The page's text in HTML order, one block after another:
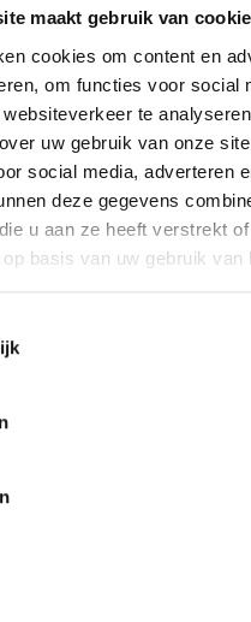
maakt gebruik van
cookies om content en
om functies voor social
te
uw gebruik van onze
social media, adverteren
deze gegevens
u aan ze heeft verstrekt
basis van uw gebruik van
een betekenisvolle baan
nieuwe collega die ons
in de zorg voor mensen
beperking (EMB).
maken voor cliënten
kijken wij welke locatie